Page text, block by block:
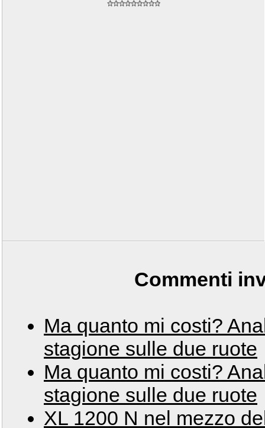
Commenti
Ma quanto mi costi?
stagione sulle due ruote
Ma quanto mi costi?
stagione sulle due ruote
XL 1200 N nel mezzo